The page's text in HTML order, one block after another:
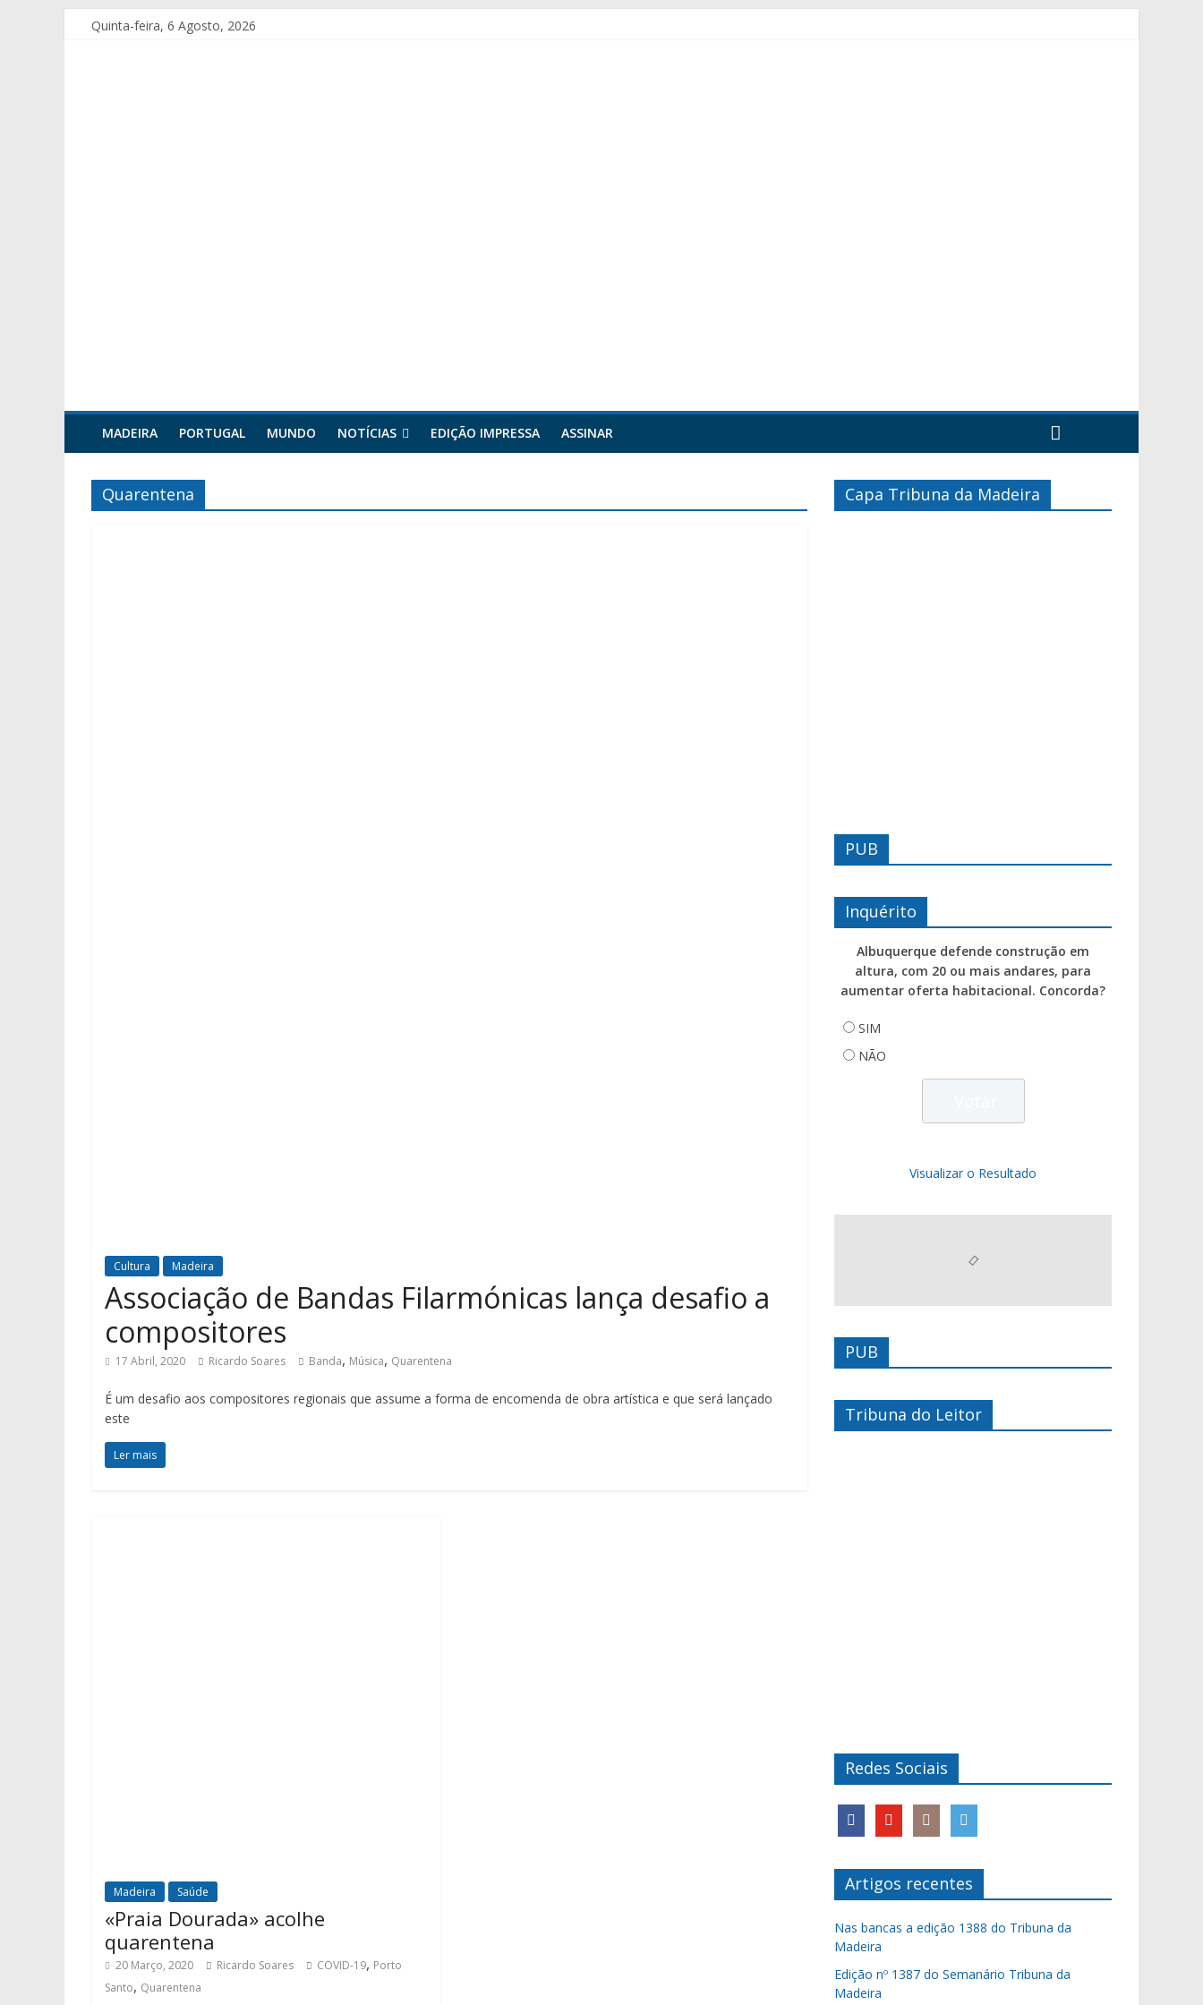
Quinta-feira, 6 Agosto, 2026
MADEIRA PORTUGAL MUNDO NOTÍCIAS EDIÇÃO IMPRESSA ASSINAR
Quarentena
Cultura Madeira
Associação de Bandas Filarmónicas lança desafio a
compositores
17 Abril, 2020 Ricardo Soares Banda, Música, Quarentena
É um desafio aos compositores regionais que assume a forma de encomenda de obra artística e que será lançado
este
Ler mais
Madeira Saúde
«Praia Dourada» acolhe
quarentena
20 Março, 2020 Ricardo Soares COVID-19, Porto
Santo, Quarentena
Capa Tribuna da Madeira
PUB
Inquérito
Albuquerque defende construção em
altura, com 20 ou mais andares, para
aumentar oferta habitacional. Concorda?
SIM
NÃO
Visualizar o Resultado
PUB
Tribuna do Leitor
Redes Sociais
Artigos recentes
Nas bancas a edição 1388 do Tribuna da
Madeira
Edição nº 1387 do Semanário Tribuna da
Madeira